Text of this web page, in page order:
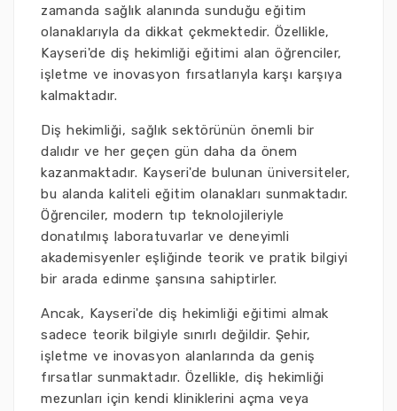
zamanda sağlık alanında sunduğu eğitim
olanaklarıyla da dikkat çekmektedir. Özellikle,
Kayseri'de diş hekimliği eğitimi alan öğrenciler,
işletme ve inovasyon fırsatlarıyla karşı karşıya
kalmaktadır.
Diş hekimliği, sağlık sektörünün önemli bir
dalıdır ve her geçen gün daha da önem
kazanmaktadır. Kayseri'de bulunan üniversiteler,
bu alanda kaliteli eğitim olanakları sunmaktadır.
Öğrenciler, modern tıp teknolojileriyle
donatılmış laboratuvarlar ve deneyimli
akademisyenler eşliğinde teorik ve pratik bilgiyi
bir arada edinme şansına sahiptirler.
Ancak, Kayseri'de diş hekimliği eğitimi almak
sadece teorik bilgiyle sınırlı değildir. Şehir,
işletme ve inovasyon alanlarında da geniş
fırsatlar sunmaktadır. Özellikle, diş hekimliği
mezunları için kendi kliniklerini açma veya